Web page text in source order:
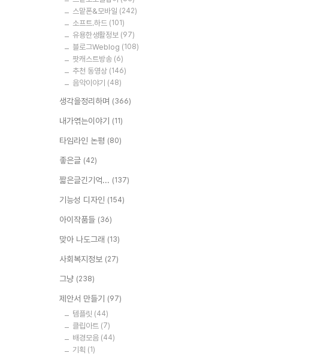
스맡폰&모바일 (242)
소프트.하드 (101)
유용한생활정보 (97)
블로그Weblog (108)
팟캐스트방송 (6)
추천 동영상 (146)
음악이야기 (48)
생각을정리하며 (366)
내가엮는이야기 (11)
타임라인 논평 (80)
좋은글 (42)
짧은글긴기억... (137)
기능성 디자인 (154)
아이작품들 (36)
맞아 나도그래 (13)
사회복지정보 (27)
그냥 (238)
제안서 만들기 (97)
템플릿 (44)
클립아트 (7)
배경모음 (44)
기획 (1)